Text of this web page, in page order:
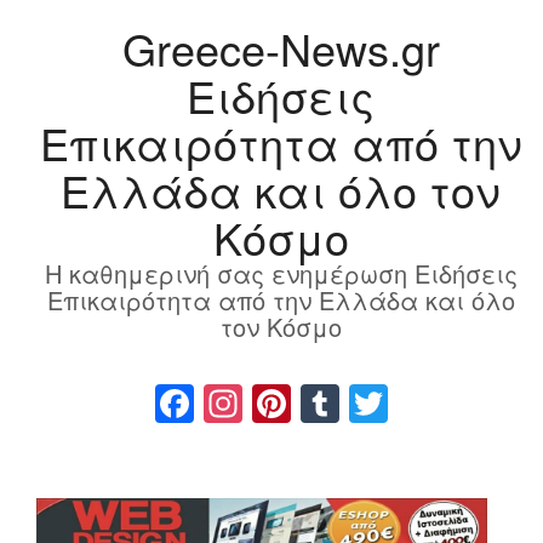
Greece-News.gr
Ειδήσεις
Επικαιρότητα από την
Ελλάδα και όλο τον
Κόσμο
Η καθημερινή σας ενημέρωση Ειδήσεις
Επικαιρότητα από την Ελλάδα και όλο
τον Κόσμο
Facebook
Instagram
Pinterest
Tumblr